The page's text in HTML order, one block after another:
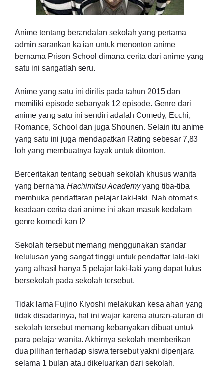
Anime tentang berandalan sekolah yang pertama
admin sarankan kalian untuk menonton anime
bernama Prison School dimana cerita dari anime yang
satu ini sangatlah seru.
Anime yang satu ini dirilis pada tahun 2015 dan
memiliki episode sebanyak 12 episode. Genre dari
anime yang satu ini sendiri adalah Comedy, Ecchi,
Romance, School dan juga Shounen. Selain itu anime
yang satu ini juga mendapatkan Rating sebesar 7,83
loh yang membuatnya layak untuk ditonton.
Berceritakan tentang sebuah sekolah khusus wanita
yang bernama Hachimitsu Academyyang tiba-tiba
membuka pendaftaran pelajar laki-laki. Nah otomatis
keadaan cerita dari anime ini akan masuk kedalam
genre komedi kan !?
Sekolah tersebut memang menggunakan standar
kelulusan yang sangat tinggi untuk pendaftar laki-laki
yang alhasil hanya 5 pelajar laki-laki yang dapat lulus
bersekolah pada sekolah tersebut.
Tidak lama Fujino Kiyoshi melakukan kesalahan yang
tidak disadarinya, hal ini wajar karena aturan-aturan di
sekolah tersebut memang kebanyakan dibuat untuk
para pelajar wanita. Akhirnya sekolah memberikan
dua pilihan terhadap siswa tersebut yakni dipenjara
selama 1 bulan atau dikeluarkan dari sekolah.